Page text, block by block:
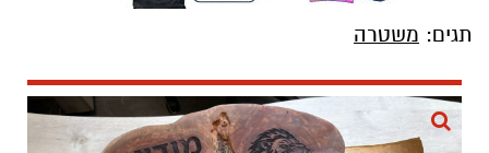
תגים: משטרה